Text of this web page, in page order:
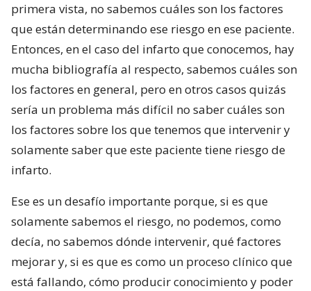
primera vista, no sabemos cuáles son los factores
que están determinando ese riesgo en ese paciente.
Entonces, en el caso del infarto que conocemos, hay
mucha bibliografía al respecto, sabemos cuáles son
los factores en general, pero en otros casos quizás
sería un problema más difícil no saber cuáles son
los factores sobre los que tenemos que intervenir y
solamente saber que este paciente tiene riesgo de
infarto.
Ese es un desafío importante porque, si es que
solamente sabemos el riesgo, no podemos, como
decía, no sabemos dónde intervenir, qué factores
mejorar y, si es que es como un proceso clínico que
está fallando, cómo producir conocimiento y poder